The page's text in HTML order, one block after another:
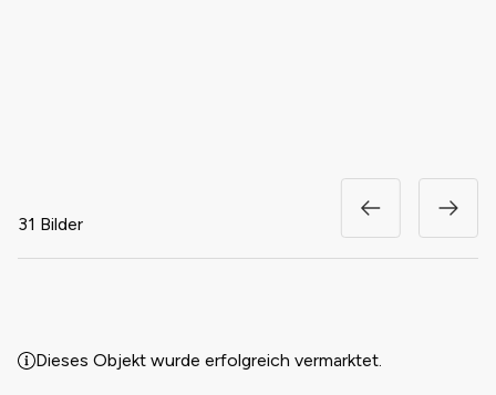
31 Bilder
Dieses Objekt wurde erfolgreich vermarktet.